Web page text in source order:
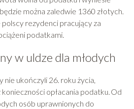
można zaledwie 1360 złotych.
rezydenci pracujący za
podatkami.
w uldze dla młodych
nie ukończyli 26. roku życia,
opłacania podatku. Od
osób uprawnionych do